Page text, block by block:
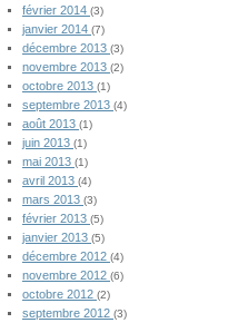
février 2014 (3)
janvier 2014 (7)
décembre 2013 (3)
novembre 2013 (2)
octobre 2013 (1)
septembre 2013 (4)
août 2013 (1)
juin 2013 (1)
mai 2013 (1)
avril 2013 (4)
mars 2013 (3)
février 2013 (5)
janvier 2013 (5)
décembre 2012 (4)
novembre 2012 (6)
octobre 2012 (2)
septembre 2012 (3)